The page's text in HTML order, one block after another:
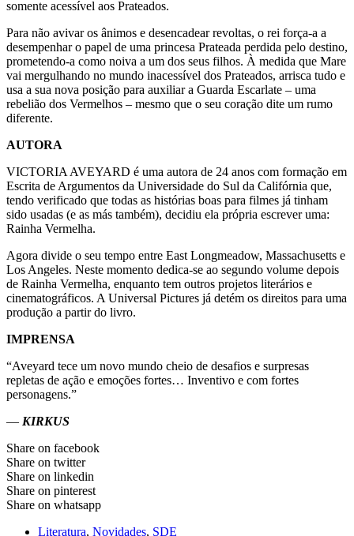
somente acessível aos Prateados.
Para não avivar os ânimos e desencadear revoltas, o rei força-a a
desempenhar o papel de uma princesa Prateada perdida pelo destino,
prometendo-a como noiva a um dos seus filhos. À medida que Mare
vai mergulhando no mundo inacessível dos Prateados, arrisca tudo e
usa a sua nova posição para auxiliar a Guarda Escarlate – uma
rebelião dos Vermelhos – mesmo que o seu coração dite um rumo
diferente.
AUTORA
VICTORIA AVEYARD é uma autora de 24 anos com formação em
Escrita de Argumentos da Universidade do Sul da Califórnia que,
tendo verificado que todas as histórias boas para filmes já tinham
sido usadas (e as más também), decidiu ela própria escrever uma:
Rainha Vermelha.
Agora divide o seu tempo entre East Longmeadow, Massachusetts e
Los Angeles. Neste momento dedica-se ao segundo volume depois
de Rainha Vermelha, enquanto tem outros projetos literários e
cinematográficos. A Universal Pictures já detém os direitos para uma
produção a partir do livro.
IMPRENSA
“Aveyard tece um novo mundo cheio de desafios e surpresas
repletas de ação e emoções fortes… Inventivo e com fortes
personagens.”
— KIRKUS
Share on facebook
Share on twitter
Share on linkedin
Share on pinterest
Share on whatsapp
Literatura, Novidades, SDE